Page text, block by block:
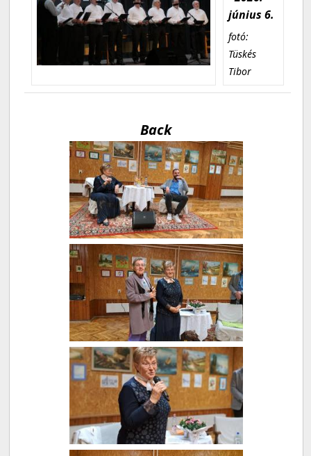
június 6.
fotó:
Tüskés
Tibor
Back